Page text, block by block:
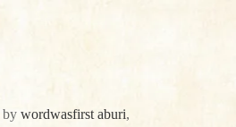
by wordwasfirst aburi,